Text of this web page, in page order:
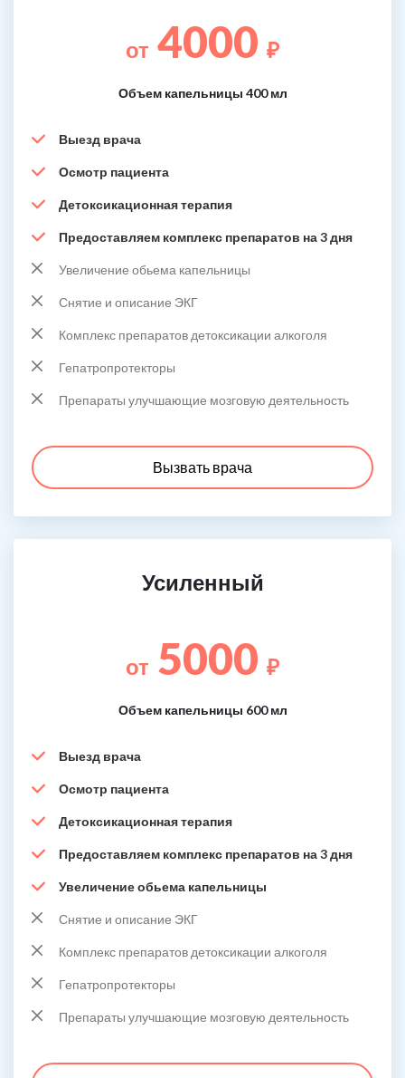
от 4000 ₽
Объем капельницы 400 мл
Выезд врача
Осмотр пациента
Детоксикационная терапия
Предоставляем комплекс препаратов на 3 дня
Увеличение обьема капельницы
Снятие и описание ЭКГ
Комплекс препаратов детоксикации алкоголя
Гепатропротекторы
Препараты улучшающие мозговую деятельность
Вызвать врача
Усиленный
от 5000 ₽
Объем капельницы 600 мл
Выезд врача
Осмотр пациента
Детоксикационная терапия
Предоставляем комплекс препаратов на 3 дня
Увеличение обьема капельницы
Снятие и описание ЭКГ
Комплекс препаратов детоксикации алкоголя
Гепатропротекторы
Препараты улучшающие мозговую деятельность